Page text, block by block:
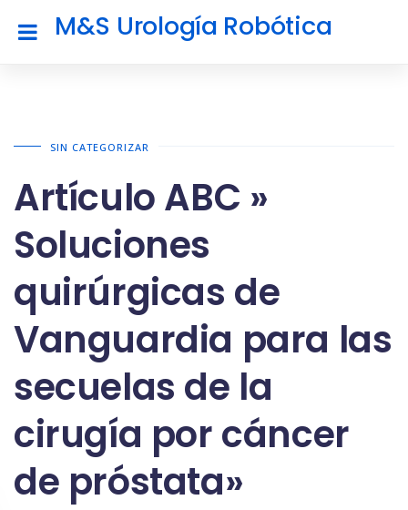
M&S Urología Robótica
SIN CATEGORIZAR
Artículo ABC »
Soluciones
quirúrgicas de
Vanguardia para las
secuelas de la
cirugía por cáncer
de próstata»